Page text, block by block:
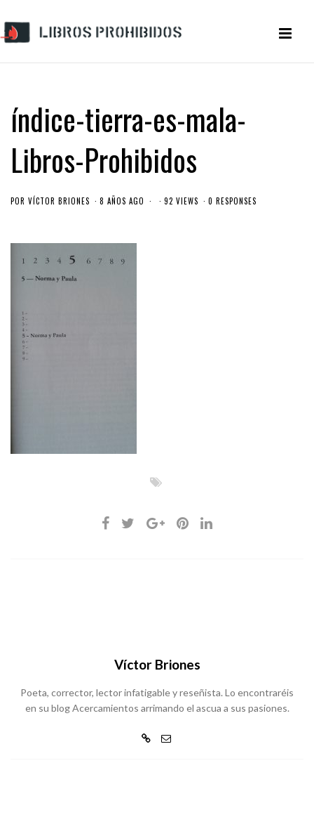
índice-tierra-es-mala-
Libros-Prohibidos
POR VÍCTOR BRIONES 8 AÑOS AGO 92 VIEWS 0 RESPONSES
Víctor Briones
Poeta, corrector, lector infatigable y reseñista. Lo encontraréis
en su blog Acercamientos arrimando el ascua a sus pasiones.